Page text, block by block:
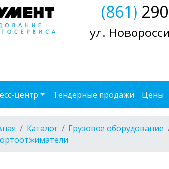
(861)
ул.
центр Тендерные продажи Цены
Каталог Грузовое оборудование